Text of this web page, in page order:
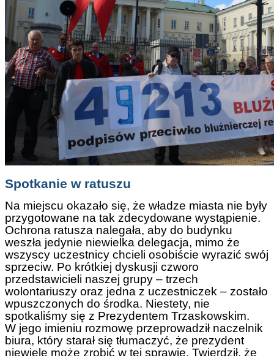
Spotkanie w ratuszu
Na miejscu okazało się, że władze miasta nie były
przygotowane na tak zdecydowane wystąpienie.
Ochrona ratusza nalegała, aby do budynku
weszła jedynie niewielka delegacja, mimo że
wszyscy uczestnicy chcieli osobiście wyrazić swój
sprzeciw. Po krótkiej dyskusji czworo
przedstawicieli naszej grupy – trzech
wolontariuszy oraz jedna z uczestniczek – zostało
wpuszczonych do środka. Niestety, nie
spotkaliśmy się z Prezydentem Trzaskowskim.
W jego imieniu rozmowę przeprowadził naczelnik
biura, który starał się tłumaczyć, że prezydent
niewiele może zrobić w tej sprawie. Twierdził, że